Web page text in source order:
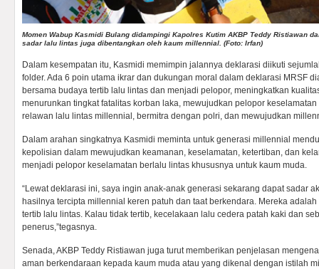
Momen Wabup Kasmidi Bulang didampingi Kapolres Kutim AKBP Teddy Ristiawan
sadar lalu lintas juga dibentangkan oleh kaum millennial. (Foto: Irfan)
Dalam kesempatan itu, Kasmidi memimpin jalannya deklarasi diikuti
folder. Ada 6 poin utama ikrar dan dukungan moral dalam deklarasi MRSF
bersama budaya tertib lalu lintas dan menjadi pelopor, meningkatkan
menurunkan tingkat fatalitas korban laka, mewujudkan pelopor
relawan lalu lintas millennial, bermitra dengan polri, dan mewujudkan
Dalam arahan singkatnya Kasmidi meminta untuk generasi millennial
kepolisian dalam mewujudkan keamanan, keselamatan, ketertiban, dan
menjadi pelopor keselamatan berlalu lintas khususnya untuk kaum muda.
“Lewat deklarasi ini, saya ingin anak-anak generasi sekarang dapat sadar
hasilnya tercipta millennial keren patuh dan taat berkendara. Mereka
tertib lalu lintas. Kalau tidak tertib, kecelakaan lalu cedera patah kaki dan
penerus,”tegasnya.
Senada, AKBP Teddy Ristiawan juga turut memberikan penjelasan
aman berkendaraan kepada kaum muda atau yang dikenal dengan istilah